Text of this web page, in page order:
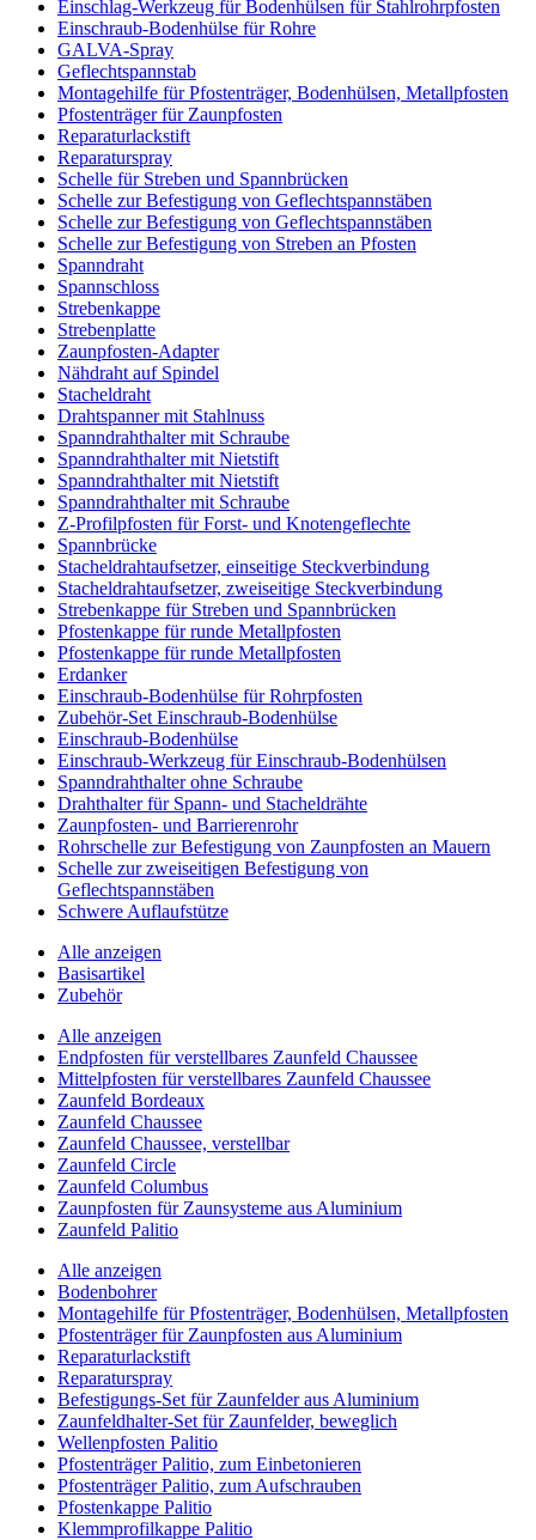
Einschlag-Werkzeug für Bodenhülsen für Stahlrohrpfosten
Einschraub-Bodenhülse für Rohre
GALVA-Spray
Geflechtspannstab
Montagehilfe für Pfostenträger, Bodenhülsen, Metallpfosten
Pfostenträger für Zaunpfosten
Reparaturlackstift
Reparaturspray
Schelle für Streben und Spannbrücken
Schelle zur Befestigung von Geflechtspannstäben
Schelle zur Befestigung von Geflechtspannstäben
Schelle zur Befestigung von Streben an Pfosten
Spanndraht
Spannschloss
Strebenkappe
Strebenplatte
Zaunpfosten-Adapter
Nähdraht auf Spindel
Stacheldraht
Drahtspanner mit Stahlnuss
Spanndrahthalter mit Schraube
Spanndrahthalter mit Nietstift
Spanndrahthalter mit Nietstift
Spanndrahthalter mit Schraube
Z-Profilpfosten für Forst- und Knotengeflechte
Spannbrücke
Stacheldrahtaufsetzer, einseitige Steckverbindung
Stacheldrahtaufsetzer, zweiseitige Steckverbindung
Strebenkappe für Streben und Spannbrücken
Pfostenkappe für runde Metallpfosten
Pfostenkappe für runde Metallpfosten
Erdanker
Einschraub-Bodenhülse für Rohrpfosten
Zubehör-Set Einschraub-Bodenhülse
Einschraub-Bodenhülse
Einschraub-Werkzeug für Einschraub-Bodenhülsen
Spanndrahthalter ohne Schraube
Drahthalter für Spann- und Stacheldrähte
Zaunpfosten- und Barrierenrohr
Rohrschelle zur Befestigung von Zaunpfosten an Mauern
Schelle zur zweiseitigen Befestigung von
Geflechtspannstäben
Schwere Auflaufstütze
Alle anzeigen
Basisartikel
Zubehör
Alle anzeigen
Endpfosten für verstellbares Zaunfeld Chaussee
Mittelpfosten für verstellbares Zaunfeld Chaussee
Zaunfeld Bordeaux
Zaunfeld Chaussee
Zaunfeld Chaussee, verstellbar
Zaunfeld Circle
Zaunfeld Columbus
Zaunpfosten für Zaunsysteme aus Aluminium
Zaunfeld Palitio
Alle anzeigen
Bodenbohrer
Montagehilfe für Pfostenträger, Bodenhülsen, Metallpfosten
Pfostenträger für Zaunpfosten aus Aluminium
Reparaturlackstift
Reparaturspray
Befestigungs-Set für Zaunfelder aus Aluminium
Zaunfeldhalter-Set für Zaunfelder, beweglich
Wellenpfosten Palitio
Pfostenträger Palitio, zum Einbetonieren
Pfostenträger Palitio, zum Aufschrauben
Pfostenkappe Palitio
Klemmprofilkappe Palitio